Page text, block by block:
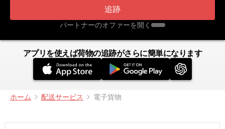
追跡
パートナーのオファーを開く
アプリを使えば荷物の追跡がさらに簡単になります
ホーム 配送サービス 電子貨物